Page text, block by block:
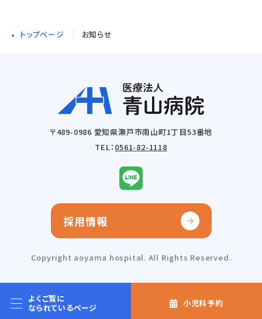
トップページ お知らせ
よくご覧に
なられているページ
小児科予約
〒489-0986 愛知県瀬戸市南山町1丁目53番地
TEL： 0561-82-1118
採用情報
Copyright aoyama hospital. All Rights Reserved.